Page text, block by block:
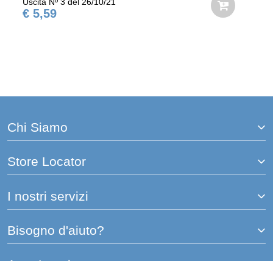
€ 5,59
Chi Siamo
Store Locator
I nostri servizi
Bisogno d'aiuto?